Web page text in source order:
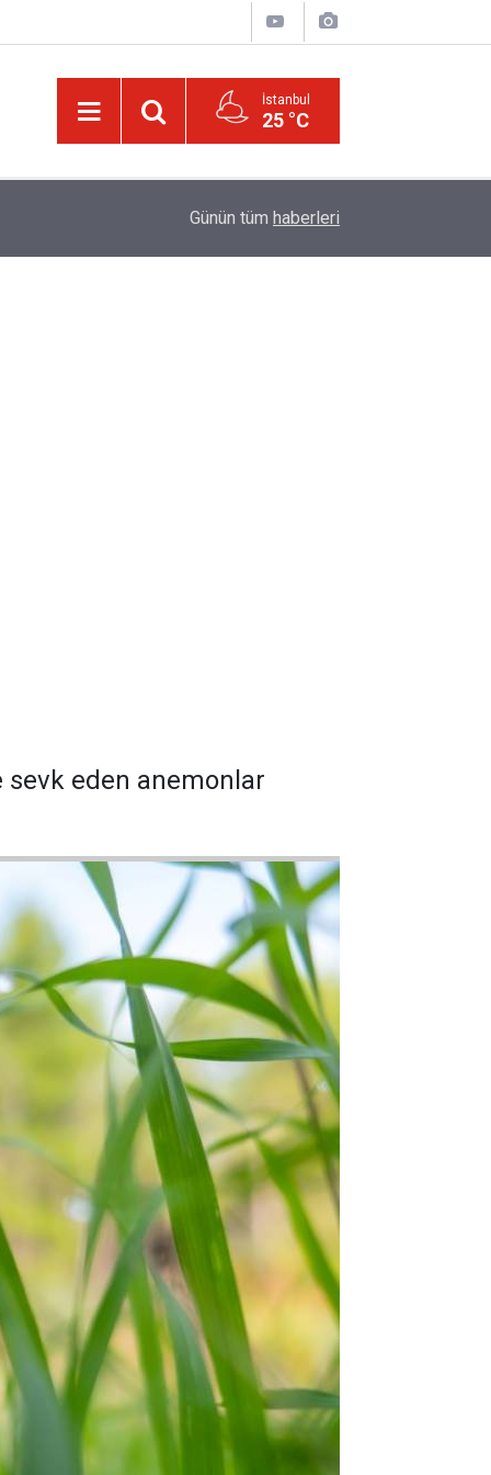
İstanbul
25 °C
Halamın bıyığı olsa amcamdan evrim
Günün tüm haberleri
sevk eden anemonlar